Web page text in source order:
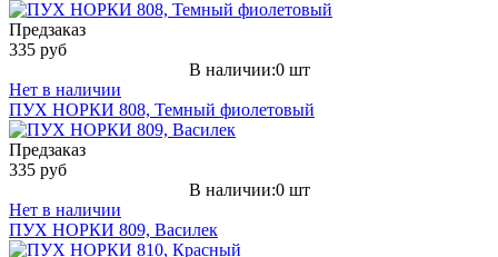
Предзаказ
335 руб
В наличии:0 шт
Нет в наличии
ПУХ НОРКИ 808, Темный фиолетовый
Предзаказ
335 руб
В наличии:0 шт
Нет в наличии
ПУХ НОРКИ 809, Василек